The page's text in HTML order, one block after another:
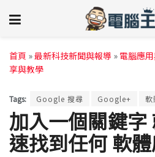
首頁 »最新科技新聞與報導 » 電腦應
享與教學
Tags: Google 搜尋 Google+ 軟
加入一個關鍵字
速找到任何 軟